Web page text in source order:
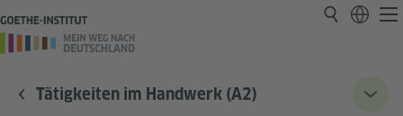
Tätigkeiten im Handwerk (A2)